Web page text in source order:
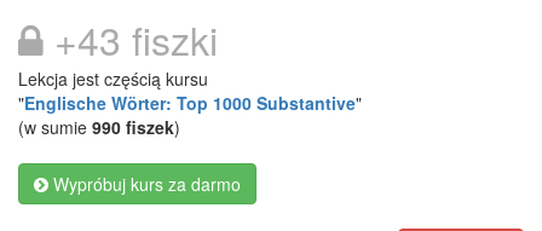
+43 fiszki
Lekcja jest częścią kursu
"Englische Wörter: Top 1000 Substantive"
(w sumie 990 fiszek)
Wypróbuj kurs za darmo